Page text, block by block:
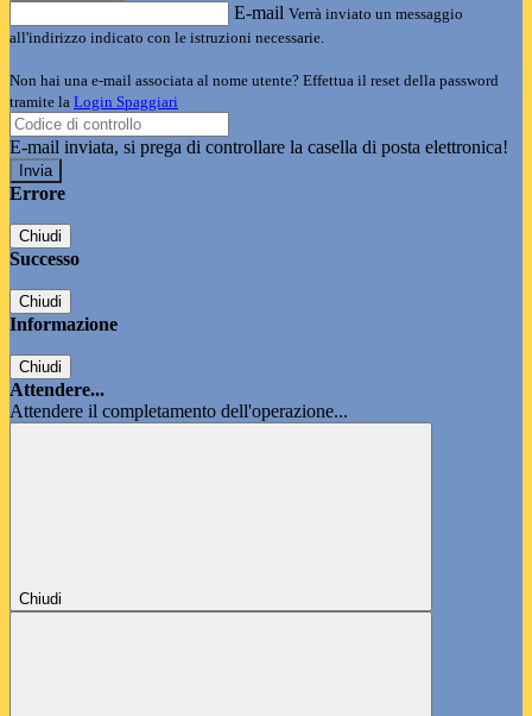
E-mail Verrà inviato un messaggio
all'indirizzo indicato con le istruzioni necessarie.
Non hai una e-mail associata al nome utente? Effettua il reset della password
tramite la Login Spaggiari
E-mail inviata, si prega di controllare la casella di posta elettronica!
Errore
Chiudi
Successo
Chiudi
Informazione
Chiudi
Attendere...
Attendere il completamento dell'operazione...
Chiudi